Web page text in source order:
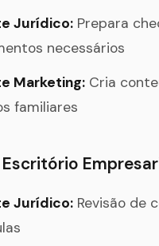
Jurídico: Prepara
necessários
Marketing: Cria
familiares
Escritório
Jurídico: Revisão de